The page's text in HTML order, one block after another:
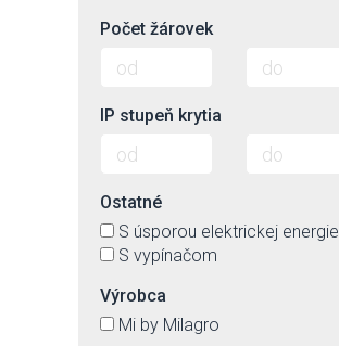
Počet žárovek
IP stupeň krytia
Ostatné
S úsporou elektrickej energie
S vypínačom
Výrobca
Mi by Milagro